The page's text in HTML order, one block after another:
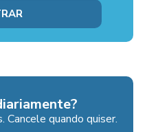
quando quiser.